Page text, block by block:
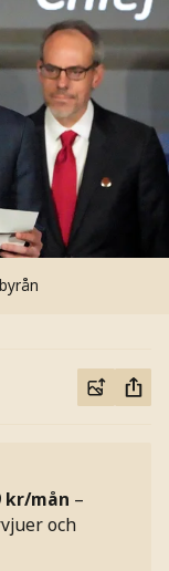
kr/mån –
och